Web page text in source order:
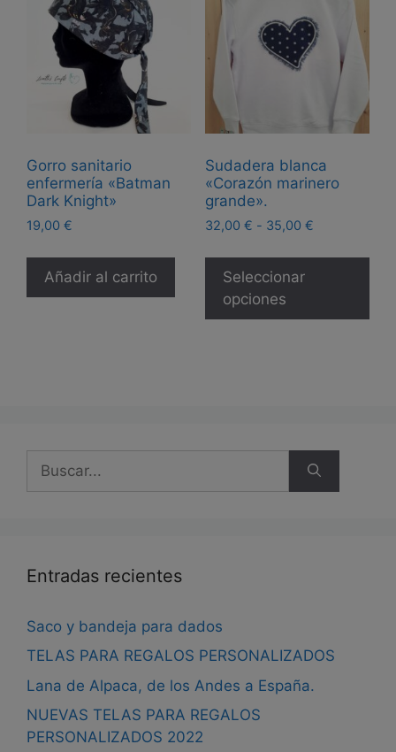
pueden
elegir
página
producto
Gorro sanitario
enfermería «Batman
Dark Knight»
19,00 €
Añadir al carrito
Sudadera blanca
«Corazón marinero
grande».
32,00 € - 35,00 €Rango
precios:
hasta
Seleccionar
opciones
Entradas recientes
Saco y bandeja para dados
TELAS PARA REGALOS PERSONALIZADOS
Lana de Alpaca, de los Andes a España.
NUEVAS TELAS PARA REGALOS
PERSONALIZADOS 2022